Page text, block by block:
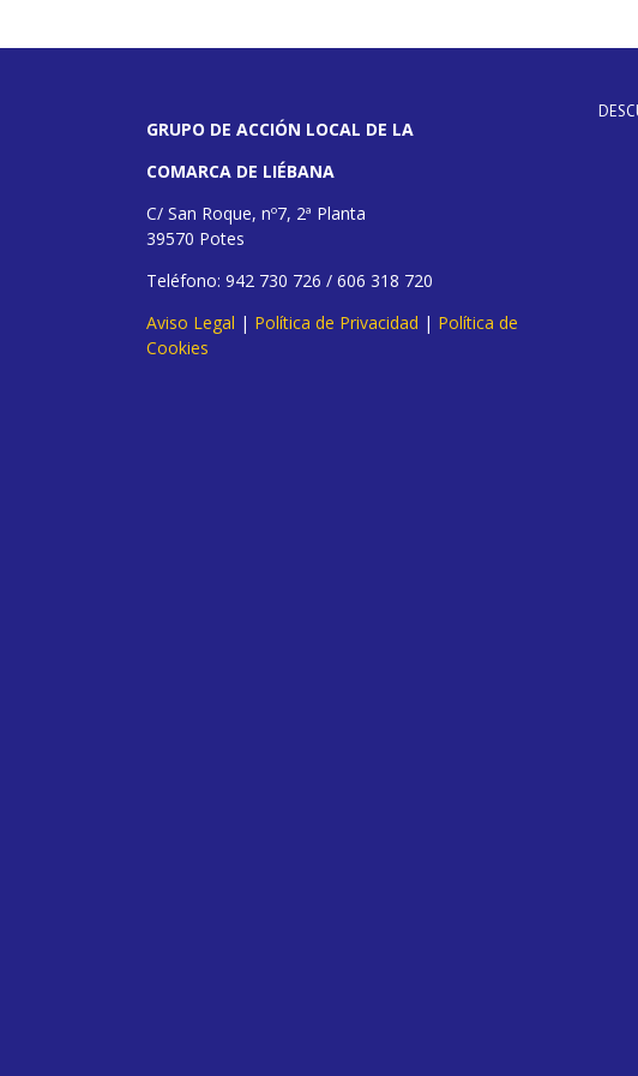
GRUPO DE ACCIÓN LOCAL DE LA
COMARCA DE LIÉBANA
C/ San Roque, nº7, 2ª Planta
39570 Potes
Teléfono: 942 730 726 / 606 318 720
Aviso Legal | Política de Privacidad | Política de
Cookies